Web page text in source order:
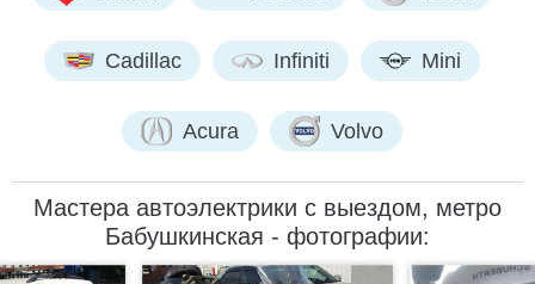
Cadillac Infiniti Mini
Acura Volvo
Мастера автоэлектрики с выездом, метро
Бабушкинская - фотографии: